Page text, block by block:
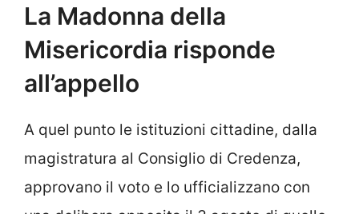
La Madonna della
Misericordia risponde
all’appello
A quel punto le istituzioni cittadine, dalla
magistratura al Consiglio di Credenza,
approvano il voto e lo ufficializzano con